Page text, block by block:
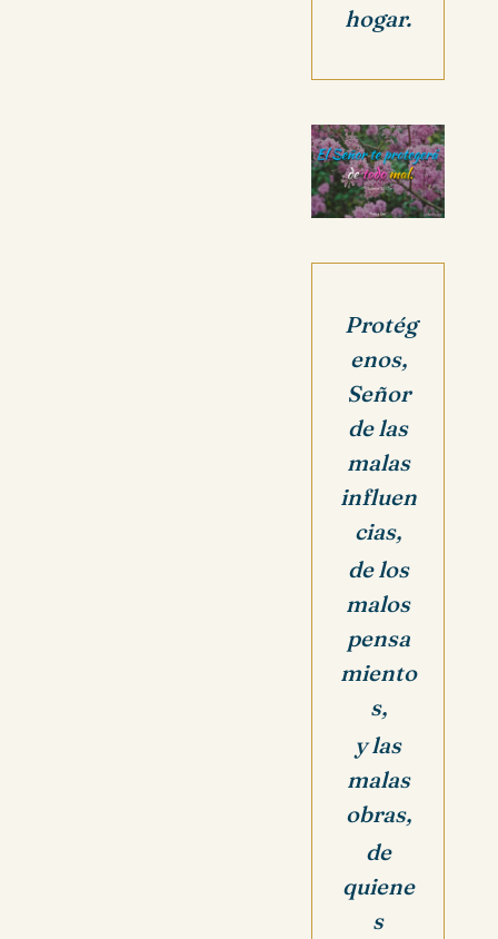
hogar.
Protég
enos,
Señor
de las
malas
influen
cias,
de los
malos
pensa
miento
s,
y las
malas
obras,
de
quiene
s